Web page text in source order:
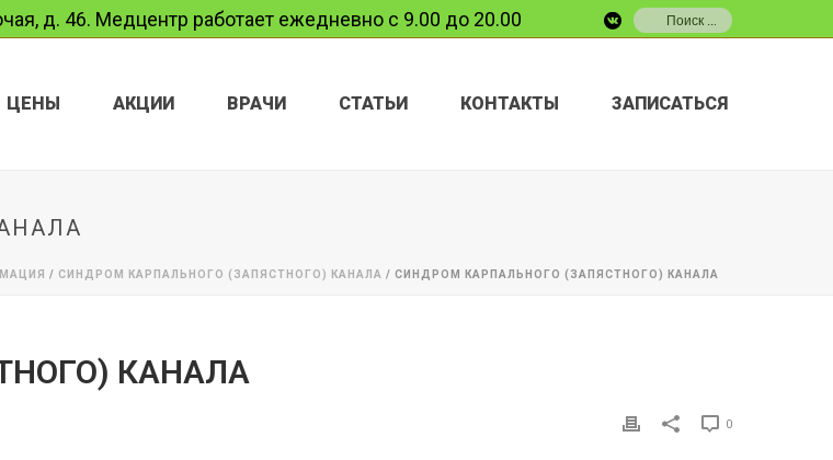
д. 46. Медцентр работает ежедневно с 9.00 до 20.00
ЦЕНЫ АКЦИИ ВРАЧИ СТАТЬИ КОНТАКТЫ ЗАПИСАТЬСЯ
/ СИНДРОМ КАРПАЛЬНОГО (ЗАПЯСТНОГО) КАНАЛА / СИНДРОМ КАРПАЛЬНОГО (ЗАПЯСТНОГО) КАНАЛА
КАНАЛА
0